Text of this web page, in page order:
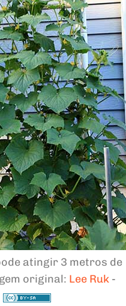
atingir 3 metros de
original: Lee Ruk -